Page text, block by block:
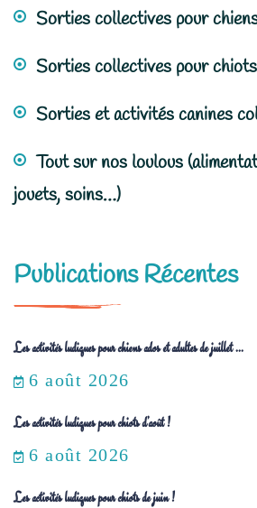
Sorties collectives pour
Sorties collectives pour chiots
Sorties et activités canines
Tout sur nos loulous
jouets, soins…)
Publications Récentes
Les activités ludiques pour chiens ados et adultes de juillet ...
6 août 2026
Les activités ludiques pour chiots d’août !
6 août 2026
Les activités ludiques pour chiots de juin !